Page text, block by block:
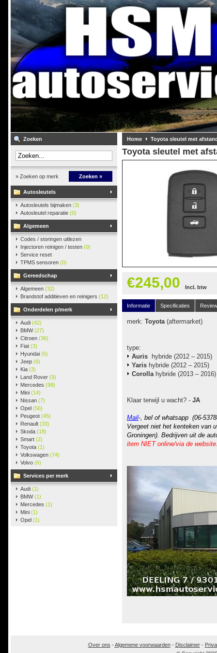
Zoeken
» Zoeken op merk Zoeken »
Autosleutels
Autosleutels bijmaken (3)
Autosleutel reparatie (0)
Algemeen
Codes / storingen uitlezen
Injectoren reinigen / testen (0)
Service reset
TPMS sensoren (0)
Gereedschap
Algemeen (32)
Brandstof additieven en reinigers (12)
Onderdelen p/merk
Audi (42)
BMW(27)
Citroen (36)
Fiat (3)
Hyundai (5)
Jeep (6)
Kia (3)
Land Rover (9)
Mercedes (98)
Mini (14)
Nissan (7)
Opel (56)
Peugeot (45)
Renault (33)
Skoda (18)
Smart (2)
Toyota (1)
Volkswagen (74)
Volvo (6)
Services per merk
Audi (1)
BMW(1)
Mercedes (1)
Mini (1)
Opel (1)
Home Toyota sleutel met
Toyota sleutel met
€245,00 Incl. btw
Informatie Specificaties
merk: Toyota(aftermarket)
type:
Auris hybride (2012 – 2015)
Yaris hybride (2012 – 2015)
Corollahybride (2013 – 2016)
Klaar terwijl u wacht? - JA
Mail-, bel of whatsapp (06-
Vergeet niet het kenteken van
Groningen). Bedrijven uit de
item NIET online/via de
Over ons -Algemene voorwaarden- Disclaimer-